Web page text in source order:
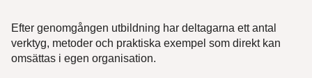
Efter genomgången utbildning har deltagarna ett antal
verktyg, metoder och praktiska exempel som direkt kan
omsättas i egen organisation.